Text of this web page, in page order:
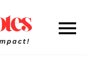
Marathi
WE DON’T TALK,
WE MAKE IMPACT!